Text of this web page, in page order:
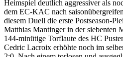
Heimspiel deutlich aggressiver als
dem EC-KAC nach
diesem Duell die erste Postseason-
Matthias Mantinger in der siebenten
144-minütige Torflaute des HC
Cedric Lacroix erhöhte noch im